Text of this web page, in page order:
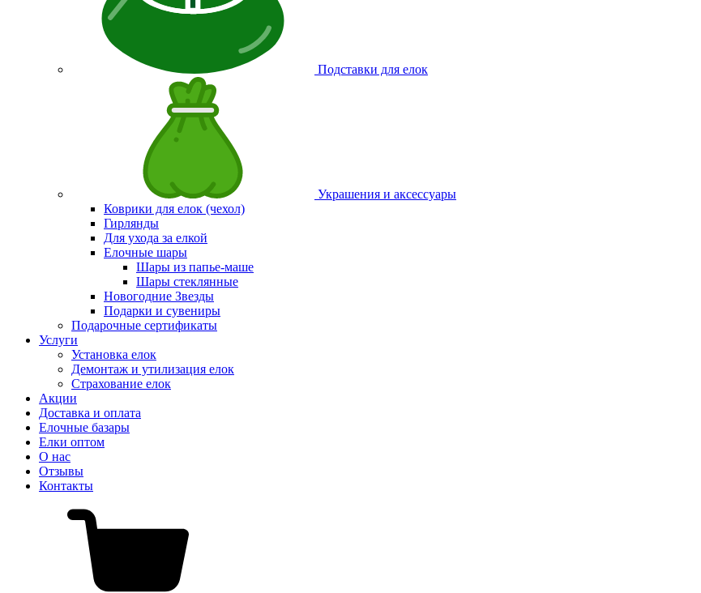
Подставки для елок
Украшения и аксессуары
Коврики для елок (чехол)
Гирлянды
Для ухода за елкой
Елочные шары
Шары из папье-маше
Шары стеклянные
Новогодние Звезды
Подарки и сувениры
Подарочные сертификаты
Услуги
Установка елок
Демонтаж и утилизация елок
Страхование елок
Акции
Доставка и оплата
Елочные базары
Елки оптом
О нас
Отзывы
Контакты